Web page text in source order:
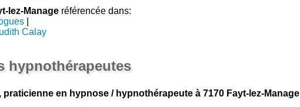
lez-Manageréférencée dans:
|
Calay
hypnothérapeutes
praticienne en hypnose / hypnothérapeute à 7170 Fayt-lez-Manage